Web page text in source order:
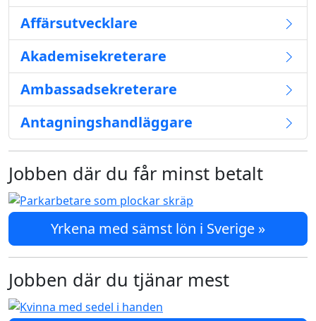
Affärsutvecklare
Akademisekreterare
Ambassadsekreterare
Antagningshandläggare
Jobben där du får minst betalt
Yrkena med sämst lön i Sverige »
Jobben där du tjänar mest